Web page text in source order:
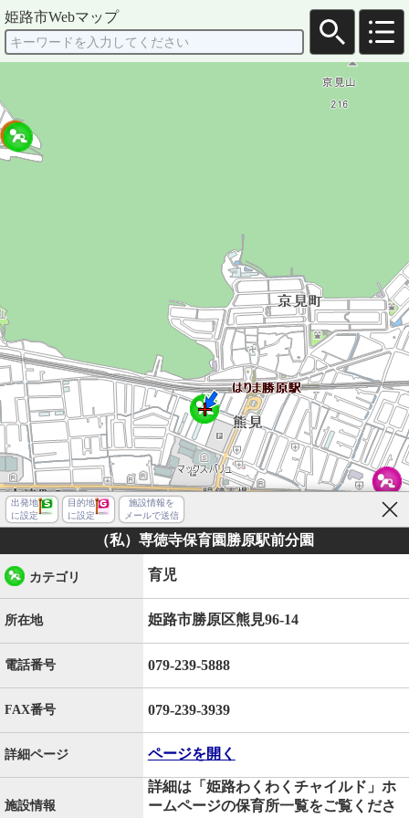
姫路市勝原区熊見
姫路市Webマップ
出発地
に設定
目的地
に設定
施設情報を
メールで送信
（私）専徳寺保育園勝原駅前分園
カテゴリ 育児
所在地 姫路市勝原区熊見96-14
電話番号 079-239-5888
FAX番号 079-239-3939
詳細ページ ページを開く
施設情報
詳細は「姫路わくわくチャイルド」ホ
ームページの保育所一覧をご覧くださ